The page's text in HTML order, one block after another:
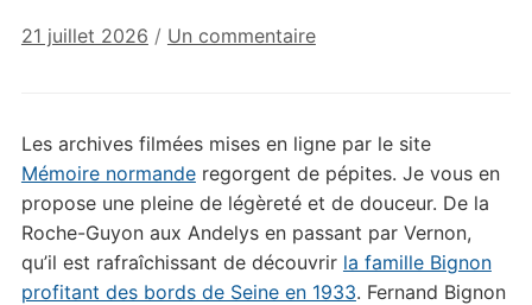
21 juillet 2026 / Un commentairesur
Les archives filmées mises en ligne par le site
Mémoire normanderegorgent de pépites. Je vous en
propose une pleine de légèreté et de douceur. De la
Roche-Guyon aux Andelys en passant par Vernon,
qu’il est rafraîchissant de découvrir la famille Bignon
profitant des bords de Seine en 1933. Fernand Bignon